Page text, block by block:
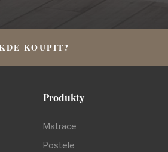
KOUPIT?
Produkty
Matrace
Postele